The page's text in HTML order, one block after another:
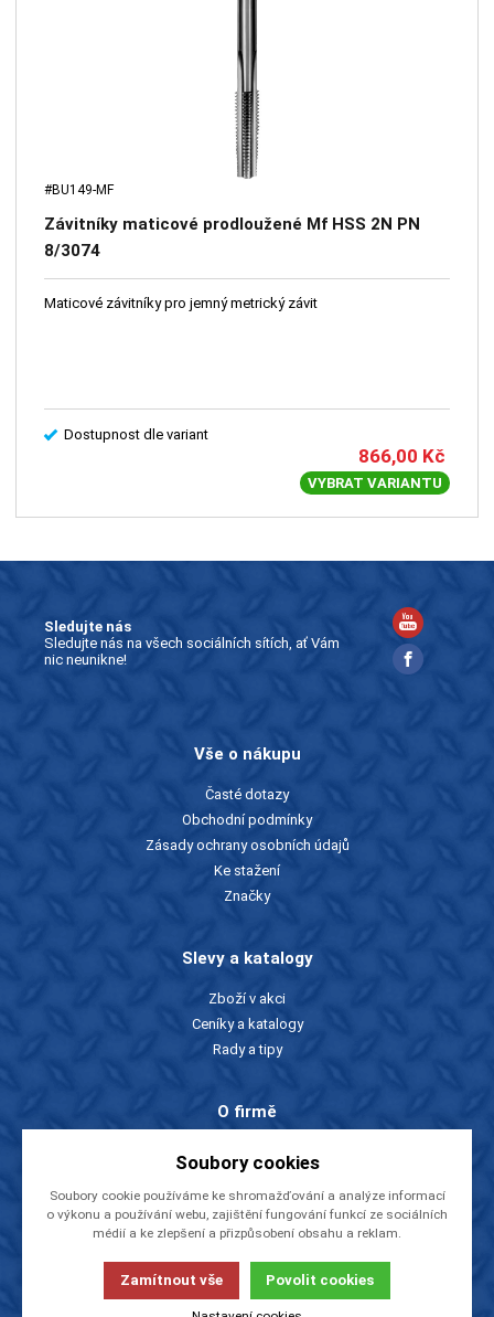
#BU149-MF
Závitníky maticové prodloužené Mf HSS 2N PN
8/3074
Maticové závitníky pro jemný metrický závit
Dostupnost dle variant
866,00 Kč
VYBRAT VARIANTU
Sledujte nás
Sledujte nás na všech sociálních sítích, ať Vám
nic neunikne!
Vše o nákupu
Časté dotazy
Obchodní podmínky
Zásady ochrany osobních údajů
Ke stažení
Značky
Slevy a katalogy
Zboží v akci
Ceníky a katalogy
Rady a tipy
O firmě
Kontakty
Videa
EU dotace
Tato stránka používá soubory cookies. Klikněte pro více
© 2013-2026
NÁSTROJE CZ, s.r.o.
Soubory cookies
Soubory cookie používáme ke shromažďování a analýze informací
o výkonu a používání webu, zajištění fungování funkcí ze sociálních
médií a ke zlepšení a přizpůsobení obsahu a reklam.
Zamítnout vše Povolit cookies